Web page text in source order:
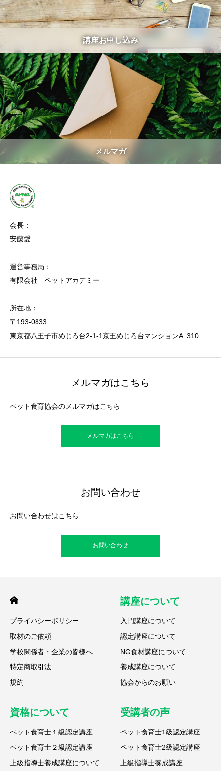
講座お申し込み
メルマガ
会長：
安藤愛
運営事務局：
有限会社 ペットアカデミー
所在地：
〒193-0833
東京都八王子市めじろ台2-1-1京王めじろ台マンションA−310
メルマガはこちら
ペット食育協会のメルマガはこちら
メルマガはこちら
お問い合わせ
お問い合わせはこちら
お問い合わせ
プライバシーポリシー
取材のご依頼
学校関係者・企業の皆様へ
特定商取引法
規約
講座について
入門講座について
認定講座について
NG食材講座について
養成講座について
協会からのお願い
資格について
ペット食育士１級認定講座
ペット食育士２級認定講座
上級指導士養成講座について
受講者の声
ペット食育士1級認定講座
ペット食育士2級認定講座
上級指導士養成講座